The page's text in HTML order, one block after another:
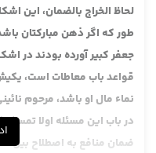
لحاظ الخراج بالضمان، این
طور که اگر ذهن مبارکتان
جعفر کبیر آورده بودند در
قواعد باب معاطات است،
نماء مال او باشد، مرحوم
در باب این مسئله اولا تمسک
ضمان منافع به اصطلاح بین